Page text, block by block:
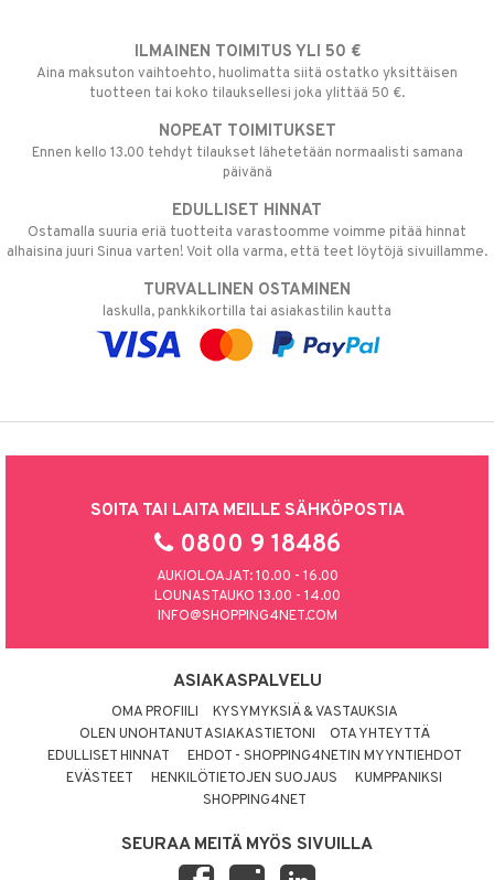
ILMAINEN TOIMITUS YLI 50 €
Aina maksuton vaihtoehto, huolimatta siitä ostatko yksittäisen
tuotteen tai koko tilauksellesi joka ylittää 50 €.
NOPEAT TOIMITUKSET
Ennen kello 13.00 tehdyt tilaukset lähetetään normaalisti samana
päivänä
EDULLISET HINNAT
Ostamalla suuria eriä tuotteita varastoomme voimme pitää hinnat
alhaisina juuri Sinua varten! Voit olla varma, että teet löytöjä sivuillamme.
TURVALLINEN OSTAMINEN
laskulla, pankkikortilla tai asiakastilin kautta
SOITA TAI LAITA MEILLE SÄHKÖPOSTIA
0800 9 18486
AUKIOLOAJAT: 10.00 - 16.00
LOUNASTAUKO 13.00 - 14.00
INFO@SHOPPING4NET.COM
ASIAKASPALVELU
OMA PROFIILI
KYSYMYKSIÄ & VASTAUKSIA
OLEN UNOHTANUT ASIAKASTIETONI
OTA YHTEYTTÄ
EDULLISET HINNAT
EHDOT - SHOPPING4NETIN MYYNTIEHDOT
EVÄSTEET
HENKILÖTIETOJEN SUOJAUS
KUMPPANIKSI
SHOPPING4NET
SEURAA MEITÄ MYÖS SIVUILLA